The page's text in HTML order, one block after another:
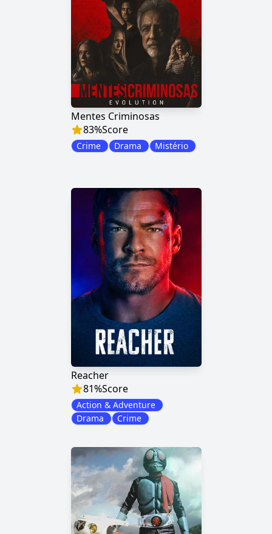
Mentes Criminosas
83%Score
Crime Drama Mistério
Reacher
81%Score
Action & Adventure
Drama
Crime